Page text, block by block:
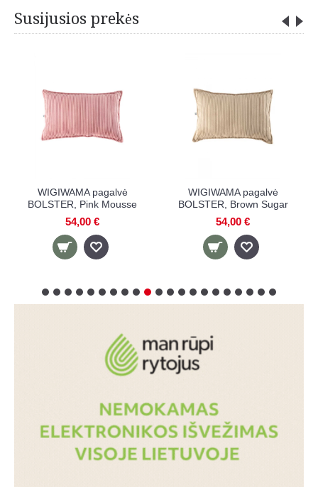
Susijusios prekės
WIGIWAMA pagalvė
BOLSTER, Brown Sugar
54,00 €
WIGIWAMA pagalvė
BOLSTER, Peppermint
Green
54,00 €